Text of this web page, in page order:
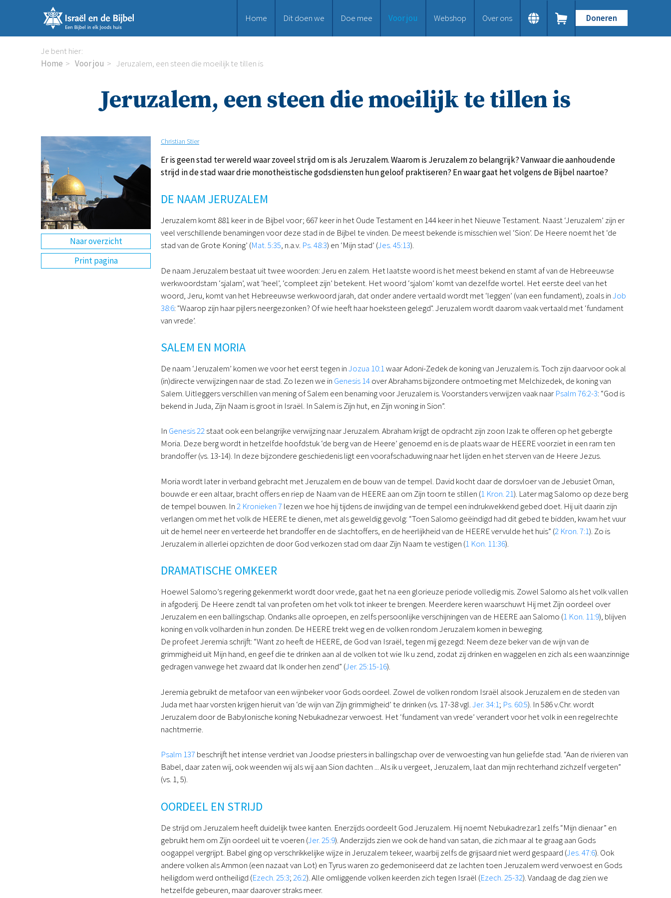
Home Dit doen we Doe mee Voor jou Webshop Over ons Doneren
Je bent hier:
Home
Voor jou Jeruzalem, een steen die moeilijk te tillen is
Jeruzalem, een steen die moeilijk te tillen is
Naar overzicht
Print pagina
Christian Stier
Er is geen stad ter wereld waar zoveel strijd om is als Jeruzalem. Waarom is Jeruzalem zo belangrijk? Vanwaar die aanhoudende
strijd in de stad waar drie monotheïstische godsdiensten hun geloof praktiseren? En waar gaat het volgens de Bijbel naartoe?
DE NAAM JERUZALEM
Jeruzalem komt 881 keer in de Bijbel voor; 667 keer in het Oude Testament en 144 keer in het Nieuwe Testament. Naast ‘Jeruzalem’ zijn er
veel verschillende benamingen voor deze stad in de Bijbel te vinden. De meest bekende is misschien wel ‘Sion’. De Heere noemt het ‘de
stad van de Grote Koning’ (Mat. 5:35, n.a.v. Ps. 48:3) en ‘Mijn stad’ (Jes. 45:13).
De naam Jeruzalem bestaat uit twee woorden: Jeru en zalem. Het laatste woord is het meest bekend en stamt af van de Hebreeuwse
werkwoordstam ‘sjalam’, wat ‘heel’, ‘compleet zijn’ betekent. Het woord ‘sjalom’ komt van dezelfde wortel. Het eerste deel van het
woord, Jeru, komt van het Hebreeuwse werkwoord jarah, dat onder andere vertaald wordt met ‘leggen’ (van een fundament), zoals inJob
38:6: "Waarop zijn haar pijlers neergezonken? Of wie heeft haar hoeksteen gelegd". Jeruzalem wordt daarom vaak vertaald met ‘fundament
van vrede’.
SALEM EN MORIA
De naam ‘Jeruzalem’ komen we voor het eerst tegen inJozua 10:1waar Adoni-Zedek de koning van Jeruzalem is. Toch zijn daarvoor ook al
(in)directe verwijzingen naar de stad. Zo lezen we in Genesis 14over Abrahams bijzondere ontmoeting met Melchizedek, de koning van
Salem. Uitleggers verschillen van mening of Salem een benaming voor Jeruzalem is. Voorstanders verwijzen vaak naar Psalm 76:2-3: “God is
bekend in Juda, Zijn Naam is groot in Israël. In Salem is Zijn hut, en Zijn woning in Sion”.
In Genesis 22staat ook een belangrijke verwijzing naar Jeruzalem. Abraham krijgt de opdracht zijn zoon Izak te offeren op het gebergte
Moria. Deze berg wordt in hetzelfde hoofdstuk ‘de berg van de Heere’ genoemd en is de plaats waar de HEERE voorziet in een ram ten
brandoffer (vs. 13-14). In deze bijzondere geschiedenis ligt een voorafschaduwing naar het lijden en het sterven van de Heere Jezus.
Moria wordt later in verband gebracht met Jeruzalem en de bouw van de tempel. David kocht daar de dorsvloer van de Jebusiet Ornan,
bouwde er een altaar, bracht offers en riep de Naam van de HEERE aan om Zijn toorn te stillen (1 Kron. 21). Later mag Salomo op deze berg
de tempel bouwen. In2 Kronieken 7 lezen we hoe hij tijdens de inwijding van de tempel een indrukwekkend gebed doet. Hij uit daarin zijn
verlangen om met het volk de HEERE te dienen, met als geweldig gevolg: “Toen Salomo geëindigd had dit gebed te bidden, kwam het vuur
uit de hemel neer en verteerde het brandoffer en de slachtoffers, en de heerlijkheid van de HEERE vervulde het huis” (2 Kron. 7:1). Zo is
Jeruzalem in allerlei opzichten de door God verkozen stad om daar Zijn Naam te vestigen (1 Kon. 11:36).
DRAMATISCHE OMKEER
Hoewel Salomo’s regering gekenmerkt wordt door vrede, gaat het na een glorieuze periode volledig mis. Zowel Salomo als het volk vallen
in afgoderij. De Heere zendt tal van profeten om het volk tot inkeer te brengen. Meerdere keren waarschuwt Hij met Zijn oordeel over
Jeruzalem en een ballingschap. Ondanks alle oproepen, en zelfs persoonlijke verschijningen van de HEERE aan Salomo (1 Kon. 11:9), blijven
koning en volk volharden in hun zonden. De HEERE trekt weg en de volken rondom Jeruzalem komen in beweging.
De profeet Jeremia schrijft: “Want zo heeft de HEERE, de God van Israël, tegen mij gezegd: Neem deze beker van de wijn van de
grimmigheid uit Mijn hand, en geef die te drinken aan al de volken tot wie Ik u zend, zodat zij drinken en waggelen en zich als een waanzinnige
gedragen vanwege het zwaard dat Ik onder hen zend” (Jer. 25:15-16).
Jeremia gebruikt de metafoor van een wijnbeker voor Gods oordeel. Zowel de volken rondom Israël alsook Jeruzalem en de steden van
Juda met haar vorsten krijgen hieruit van ‘de wijn van Zijn grimmigheid’ te drinken (vs. 17-38 vgl.Jer. 34:1; Ps. 60:5). In 586 v.Chr. wordt
Jeruzalem door de Babylonische koning Nebukadnezar verwoest. Het ‘fundament van vrede’ verandert voor het volk in een regelrechte
nachtmerrie.
Psalm 137 beschrijft het intense verdriet van Joodse priesters in ballingschap over de verwoesting van hun geliefde stad. “Aan de rivieren van
Babel, daar zaten wij, ook weenden wij als wij aan Sion dachten ... Als ik u vergeet, Jeruzalem, laat dan mijn rechterhand zichzelf vergeten”
(vs. 1, 5).
OORDEEL EN STRIJD
De strijd om Jeruzalem heeft duidelijk twee kanten. Enerzijds oordeelt God Jeruzalem. Hij noemt Nebukadrezar1 zelfs “Mijn dienaar” en
gebruikt hem om Zijn oordeel uit te voeren (Jer. 25:9). Anderzijds zien we ook de hand van satan, die zich maar al te graag aan Gods
oogappel vergrijpt. Babel ging op verschrikkelijke wijze in Jeruzalem tekeer, waarbij zelfs de grijsaard niet werd gespaard (Jes. 47:6). Ook
andere volken als Ammon (een nazaat van Lot) en Tyrus waren zo gedemoniseerd dat ze lachten toen Jeruzalem werd verwoest en Gods
heiligdom werd ontheiligd (Ezech. 25:3;26:2). Alle omliggende volken keerden zich tegen Israël (Ezech. 25-32). Vandaag de dag zien we
hetzelfde gebeuren, maar daarover straks meer.
Samenwerken en toerusten
Humanitaire hulp
Doneer
Bid mee
Kennisbank
Podcast
Agenda
Kinderwerk
Jongerenwerk
Het Studiehuis (cursus)
Actueel
ANBI
Veelgestelde vragen